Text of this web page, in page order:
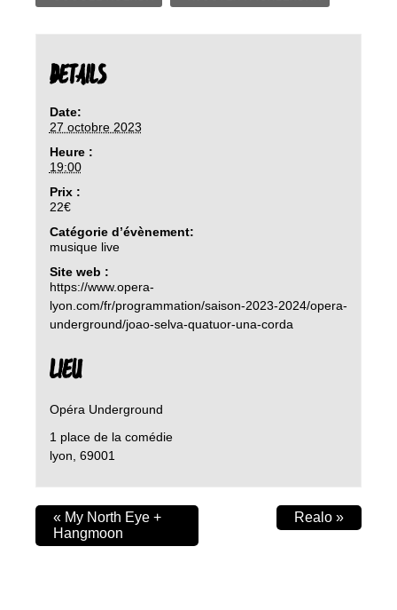
DETAILS
Date:
27 octobre 2023
Heure :
19:00
Prix :
22€
Catégorie d’évènement:
musique live
Site web :
https://www.opera-
lyon.com/fr/programmation/saison-2023-2024/opera-
underground/joao-selva-quatuor-una-corda
LIEU
Opéra Underground
1 place de la comédie
lyon 69001
« My North Eye +
Hangmoon
Realo »